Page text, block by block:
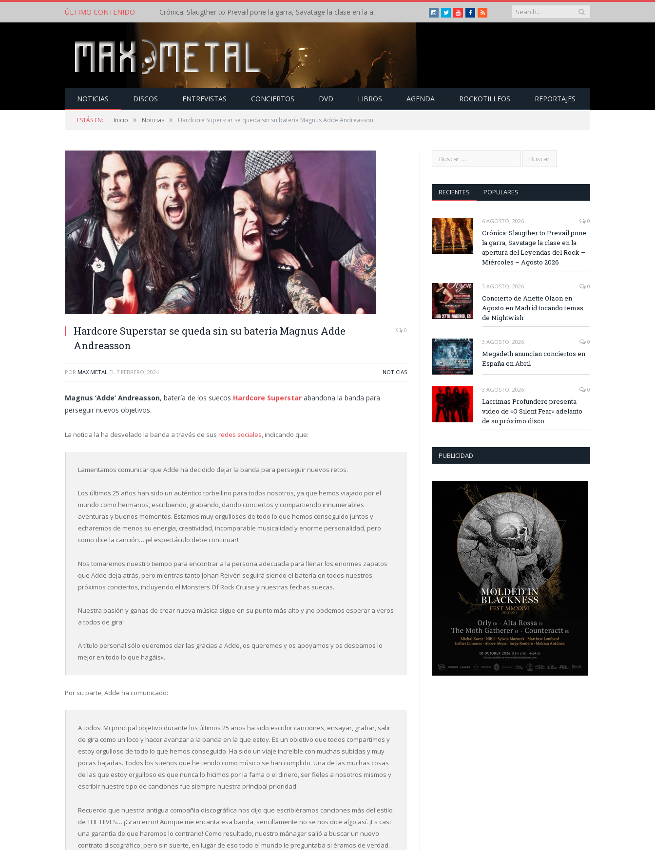
ÚLTIMO CONTENIDO Crónica: Slaugther to Prevail pone la garra, Savatage la clase en la apertura del Leyendas del Rock – Miércoles – Agosto 2026 Instagram
TwitterYoutubeFacebook
RSS
NOTICIAS DISCOS ENTREVISTAS CONCIERTOS DVD LIBROS AGENDA ROCKOTILLEOS REPORTAJES
ESTÁS EN: Inicio » Noticias » Hardcore Superstar se queda sin su batería Magnus Adde Andreasson
Hardcore Superstar se queda sin su batería Magnus Adde
Andreasson
0
POR MAX METAL EL 7 FEBRERO, 2024 NOTICIAS
Magnus ‘Adde’ Andreasson, batería de los suecos Hardcore Superstar abandona la banda para
perseguir nuevos objetivos.
La noticia la ha desvelado la banda a través de sus redes sociales, indicando que:
Lamentamos comunicar que Adde ha decidido dejar la banda para perseguir nuevos retos.
Los últimos 25 años han sido un auténtico torbellino para todos nosotros, ya que hemos viajado por el
mundo como hermanos, escribiendo, grabando, dando conciertos y compartiendo innumerables
aventuras y buenos momentos. Estamos muy orgullosos de todo lo que hemos conseguido juntos y
echaremos de menos su energía, creatividad, incomparable musicalidad y enorme personalidad, pero
como dice la canción… ¡el espectáculo debe continuar!
Nos tomaremos nuestro tiempo para encontrar a la persona adecuada para llenar los enormes zapatos
que Adde deja atrás, pero mientras tanto Johan Reivén seguirá siendo el batería en todos nuestros
próximos conciertos, incluyendo el Monsters Of Rock Cruise y nuestras fechas suecas.
Nuestra pasión y ganas de crear nueva música sigue en su punto más alto y ¡no podemos esperar a veros
a todos de gira!
A título personal sólo queremos dar las gracias a Adde, os queremos y os apoyamos y os deseamos lo
mejor en todo lo que hagáis».
Por su parte, Adde ha comunicado:
A todos. Mi principal objetivo durante los últimos 25 años ha sido escribir canciones, ensayar, grabar, salir
de gira como un loco y hacer avanzar a la banda en la que estoy. Es un objetivo que todos compartimos y
estoy orgulloso de todo lo que hemos conseguido. Ha sido un viaje increíble con muchas subidas y muy
pocas bajadas. Todos los sueños que he tenido como músico se han cumplido. Una de las muchas cosas
de las que estoy orgulloso es que nunca lo hicimos por la fama o el dinero, ser fieles a nosotros mismos y
escribir nuestro tipo de canciones fue siempre nuestra principal prioridad
Recuerdo que nuestra antigua compañía discográfica nos dijo que escribiéramos canciones más del estilo
de THE HIVES… ¡Gran error! Aunque me encanta esa banda, sencillamente no se nos dice algo así. ¡Es casi
una garantía de que haremos lo contrario! Como resultado, nuestro mánager salió a buscar un nuevo
contrato discográfico, pero sin suerte, en lugar de eso todo el mundo le preguntaba si éramos de verdad…
RECIENTES POPULARES
6 AGOSTO, 2026 0
Crónica: Slaugther to Prevail pone
la garra, Savatage la clase en la
apertura del Leyendas del Rock –
Miércoles – Agosto 2026
3 AGOSTO, 2026 0
Concierto de Anette Olzon en
Agosto en Madrid tocando temas
de Nightwish
3 AGOSTO, 2026 0
Megadeth anuncian conciertos en
España en Abril
3 AGOSTO, 2026 0
Lacrimas Profundere presenta
vídeo de «O Silent Fear» adelanto
de su próximo disco
PUBLICIDAD